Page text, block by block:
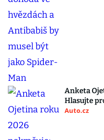
Anketa
Hlasujte
Auto.cz